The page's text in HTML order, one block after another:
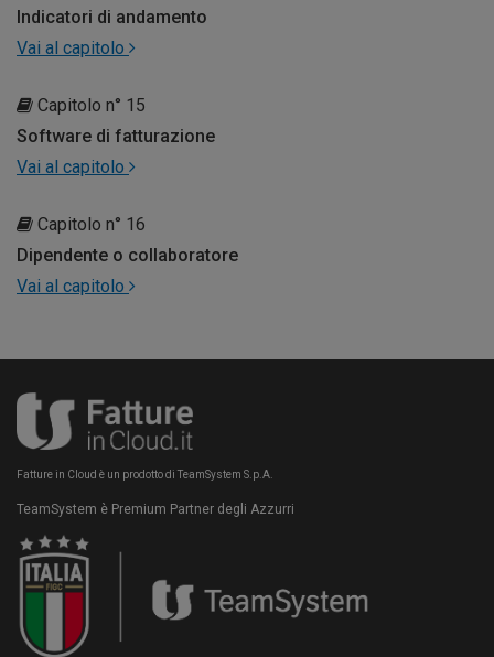
Indicatori di andamento
Vai al capitolo
Capitolo n° 15
Software di fatturazione
Vai al capitolo
Capitolo n° 16
Dipendente o collaboratore
Vai al capitolo
Fatture in Cloud è un prodotto di TeamSystem S.p.A.
TeamSystem è Premium Partner degli Azzurri